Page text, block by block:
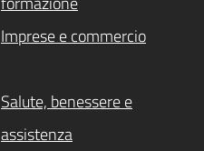
Imprese e commercio
Salute, benessere e
assistenza